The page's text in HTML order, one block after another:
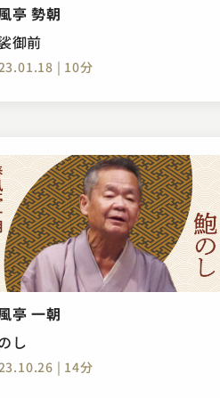
亭 勢朝
御前
| 10分
亭 一朝
し
| 14分